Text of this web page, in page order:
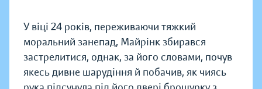
У віці 24 років, переживаючи тяжкий
моральний занепад, Майрінк збирався
застрелитися, однак, за його словами, почув
якесь дивне шарудіння й побачив, як чиясь